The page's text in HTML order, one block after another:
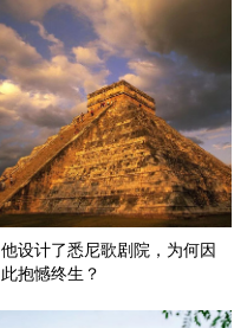
他设计了悉尼歌剧院，为何因
此抱憾终生？